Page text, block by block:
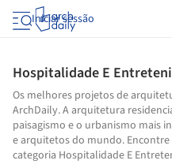
Iniciar sessão
Hospitalidade E
Os melhores projetos de
ArchDaily. A arquitetura
paisagismo e o urbanismo mais
e arquitetos do mundo.
categoria Hospitalidade E